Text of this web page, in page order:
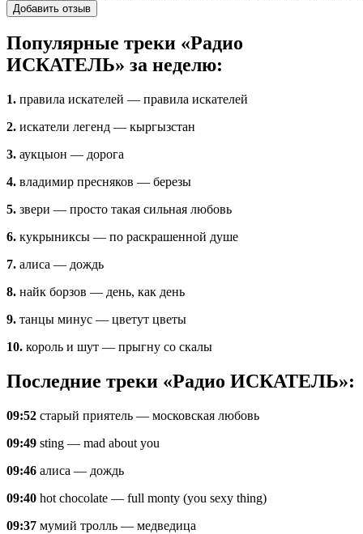
Добавить отзыв
Популярные треки «Радио
ИСКАТЕЛЬ» за неделю:
1. правила искателей — правила искателей
2. искатели легенд — кыргызстан
3. аукцыон — дорога
4. владимир пресняков — березы
5. звери — просто такая сильная любовь
6. кукрыниксы — по раскрашенной душе
7. алиса — дождь
8. найк борзов — день, как день
9. танцы минус — цветут цветы
10. король и шут — прыгну со скалы
Последние треки «Радио ИСКАТЕЛЬ»:
09:52 старый приятель — московская любовь
09:49 sting — mad about you
09:46 алиса — дождь
09:40 hot chocolate — full monty (you sexy thing)
09:37 мумий тролль — медведица